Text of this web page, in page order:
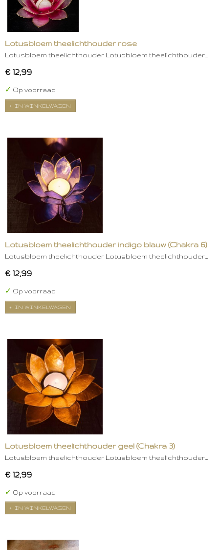
Lotusbloem theelichthouder rose
Lotusbloem theelichthouder Lotusbloem theelichthouder…
€ 12,99
✓ Op voorraad
IN WINKELWAGEN
Lotusbloem theelichthouder indigo blauw (Chakra 6)
Lotusbloem theelichthouder Lotusbloem theelichthouder…
€ 12,99
✓ Op voorraad
IN WINKELWAGEN
Lotusbloem theelichthouder geel (Chakra 3)
Lotusbloem theelichthouder Lotusbloem theelichthouder…
€ 12,99
✓ Op voorraad
IN WINKELWAGEN